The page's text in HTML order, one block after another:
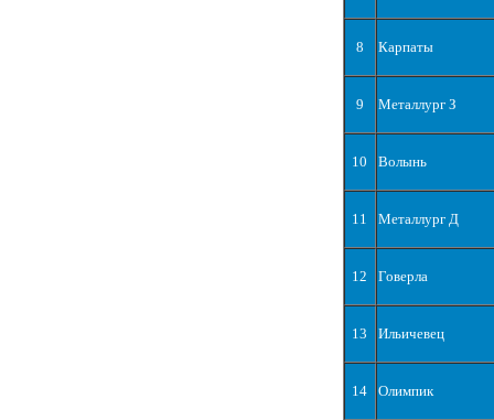
8 Карпаты
9 Металлург З
10 Волынь
11 Металлург Д
12 Говерла
13 Ильичевец
14 Олимпик